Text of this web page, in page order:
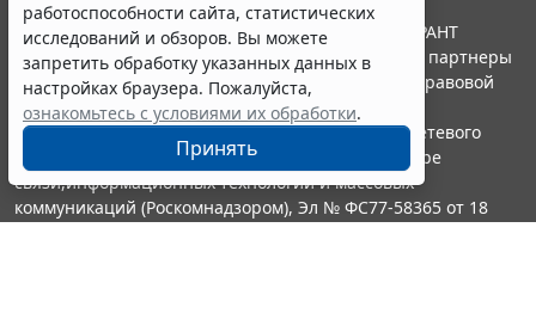
работоспособности сайта, статистических
исследований и обзоров. Вы можете
запретить обработку указанных данных в
настройках браузера. Пожалуйста,
ознакомьтесь с условиями их обработки.
Принять
© ООО "НПП "ГАРАНТ-СЕРВИС", 2026. Система ГАРАНТ
выпускается с 1990 года. Компания "Гарант" и ее партнеры
являются участниками Российской ассоциации правовой
информации ГАРАНТ.
Портал ГАРАНТ.РУ зарегистрирован в качестве сетевого
издания Федеральной службой по надзору в сфере
связи,информационных технологий и массовых
коммуникаций (Роскомнадзором), Эл № ФС77-58365 от 18